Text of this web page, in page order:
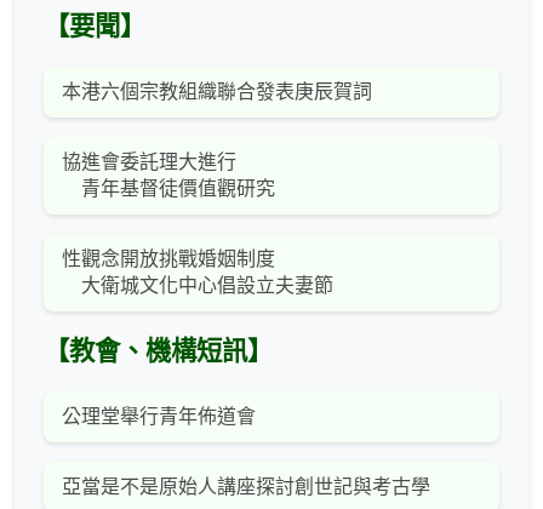
【要聞】
本港六個宗教組織聯合發表庚辰賀詞
協進會委託理大進行
青年基督徒價值觀研究
性觀念開放挑戰婚姻制度
大衛城文化中心倡設立夫妻節
【教會、機構短訊】
公理堂舉行青年佈道會
亞當是不是原始人講座探討創世記與考古學